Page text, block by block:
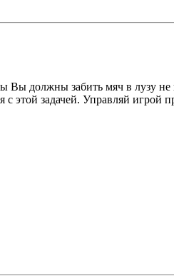
должны забить мяч в лузу
с этой задачей. Управляй